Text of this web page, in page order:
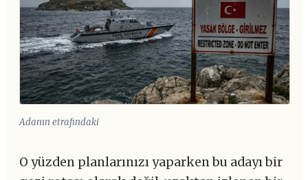
Adanın etrafındaki
O yüzden planlarınızı yaparken bu adayı bir